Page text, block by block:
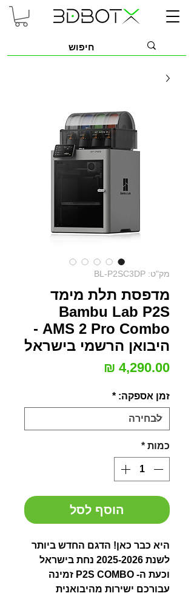
מק"ט: BL-P2SC3DP
מדפסת תלת מימד
Bambu Lab P2S
AMS 2 Pro Combo -
היבואן הרשמי בישראל
זמן אספקה: *
כמות *
הוסף לסל
היא כבר כאן! הדגם החדש ביותר
לשנת 2025-2026 נחת בישראל
וכעת ה- P2S COMBO זמינה
עבורכם ישירות מהיבואנית